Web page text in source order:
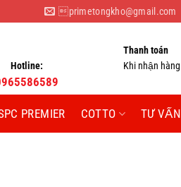
primetongkho@gmail.com
Hotline:
Thanh toán
Khi nhận hàng
PREMIER COTTO TƯ VẤN